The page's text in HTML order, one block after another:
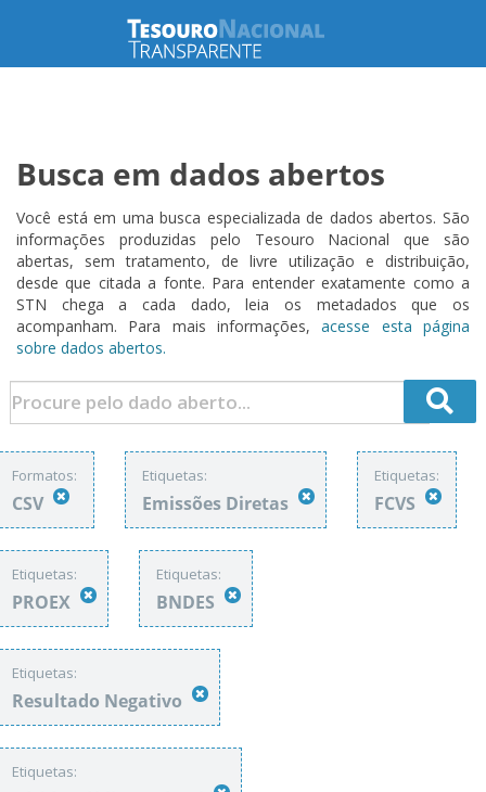
Busca em dados abertos
Você está em uma busca especializada de dados abertos. São
informações produzidas pelo Tesouro Nacional que são
abertas, sem tratamento, de livre utilização e distribuição,
desde que citada a fonte. Para entender exatamente como a
STN chega a cada dado, leia os metadados que os
acompanham. Para mais informações,acesse esta página
sobre dados abertos.
Formatos:
CSV
Etiquetas:
Emissões Diretas
Etiquetas:
FCVS
Etiquetas:
PROEX
Etiquetas:
BNDES
Etiquetas:
Resultado Negativo
Etiquetas: